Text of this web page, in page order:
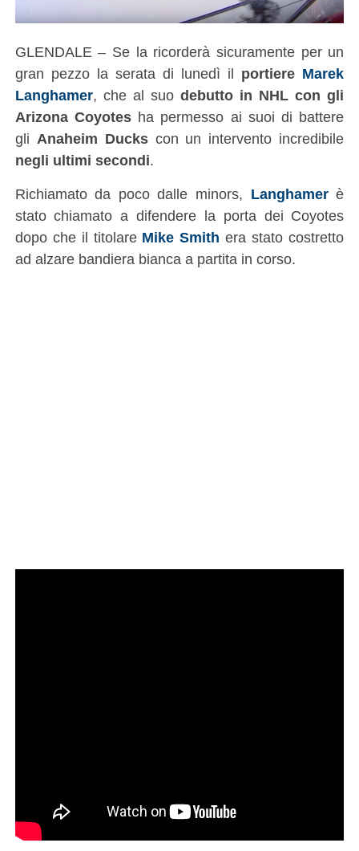
GLENDALE – Se la ricorderà sicuramente per un
gran pezzo la serata di lunedì il portiere Marek
Langhamer, che al suo debutto in NHL con gli
Arizona Coyotesha permesso ai suoi di battere
gli Anaheim Duckscon un intervento incredibile
negli ultimi secondi.
Richiamato da poco dalle minors, Langhamerè
stato chiamato a difendere la porta dei Coyotes
dopo che il titolare Mike Smith era stato costretto
ad alzare bandiera bianca a partita in corso.